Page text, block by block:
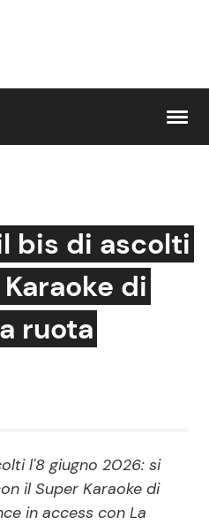
Gossip e TV
Bellezze VIP
Programmi TV
Reality e Talent
bis di ascolti
di
ruota
l'8 giugno 2026: si
il Super Karaoke di
in access con La